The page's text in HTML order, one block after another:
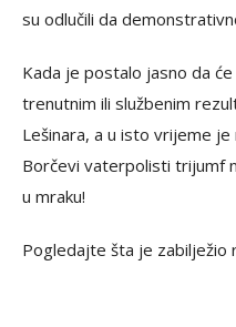
su odlučili da
Kada je postalo jasno da
trenutnim ili službenim
Lešinara, a u isto vrijeme
Borčevi vaterpolisti trijumf
u mraku!
Pogledajte šta je zabilježio